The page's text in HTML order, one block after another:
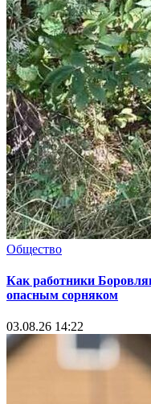
Общество
Как работники
опасным сорняком
03.08.26 14:22